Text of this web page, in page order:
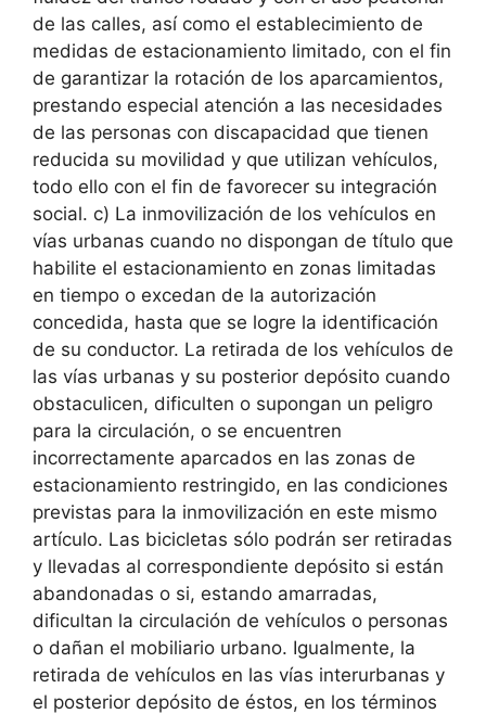
de las calles, así como el establecimiento de
medidas de estacionamiento limitado, con el fin
de garantizar la rotación de los aparcamientos,
prestando especial atención a las necesidades
de las personas con discapacidad que tienen
reducida su movilidad y que utilizan vehículos,
todo ello con el fin de favorecer su integración
social. c) La inmovilización de los vehículos en
vías urbanas cuando no dispongan de título que
habilite el estacionamiento en zonas limitadas
en tiempo o excedan de la autorización
concedida, hasta que se logre la identificación
de su conductor. La retirada de los vehículos de
las vías urbanas y su posterior depósito cuando
obstaculicen, dificulten o supongan un peligro
para la circulación, o se encuentren
incorrectamente aparcados en las zonas de
estacionamiento restringido, en las condiciones
previstas para la inmovilización en este mismo
artículo. Las bicicletas sólo podrán ser retiradas
y llevadas al correspondiente depósito si están
abandonadas o si, estando amarradas,
dificultan la circulación de vehículos o personas
o dañan el mobiliario urbano. Igualmente, la
retirada de vehículos en las vías interurbanas y
el posterior depósito de éstos, en los términos